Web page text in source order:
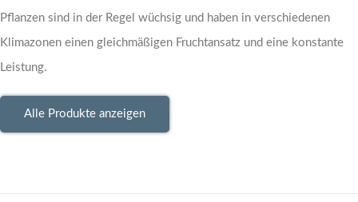
Pflanzen sind in der Regel wüchsig und haben in verschiedenen
Klimazonen einen gleichmäßigen Fruchtansatz und eine konstante
Leistung.
Alle Produkte anzeigen